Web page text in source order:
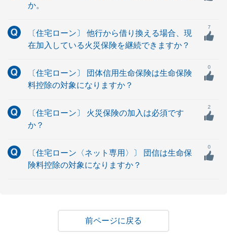
か。
〔住宅ローン〕 他行から借り換える場合、現
在加入している火災保険を継続できますか？
7
〔住宅ローン〕 団体信用生命保険は生命保険
料控除の対象になりますか？
0
〔住宅ローン〕 火災保険の加入は必須です
か？
2
〔住宅ローン〈ネット専用〉〕 団信は生命保
険料控除の対象になりますか？
0
戻る